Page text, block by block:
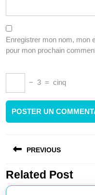
Enregistrer mon nom, mon
pour mon prochain
− 3 = cinq
de
l’article
PREVIOUS
Article
précédent
Related Post